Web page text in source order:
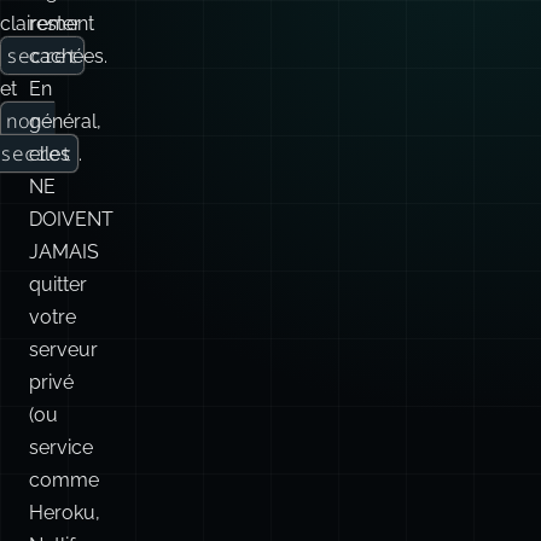
clairement
secret
et
non-
secret .
rester
cachées.
En
général,
elles
NE
DOIVENT
JAMAIS
quitter
votre
serveur
privé
(ou
service
comme
Heroku,